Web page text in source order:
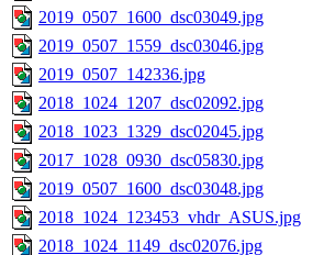
2019_0507_1600_dsc03049.jpg
2019_0507_1559_dsc03046.jpg
2019_0507_142336.jpg
2018_1024_1207_dsc02092.jpg
2018_1023_1329_dsc02045.jpg
2017_1028_0930_dsc05830.jpg
2019_0507_1600_dsc03048.jpg
2018_1024_123453_vhdr_ASUS.jpg
2018_1024_1149_dsc02076.jpg